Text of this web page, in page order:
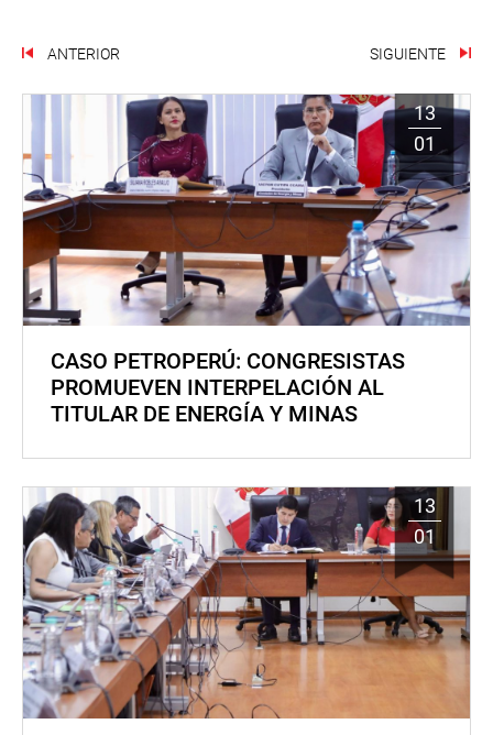
ANTERIOR SIGUIENTE
13
01
CASO PETROPERÚ: CONGRESISTAS
PROMUEVEN INTERPELACIÓN AL
TITULAR DE ENERGÍA Y MINAS
13
01